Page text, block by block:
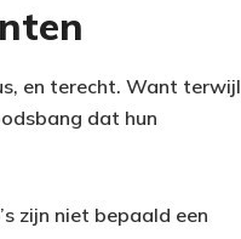
en terecht. Want terwijl
dat hun
zijn niet bepaald een